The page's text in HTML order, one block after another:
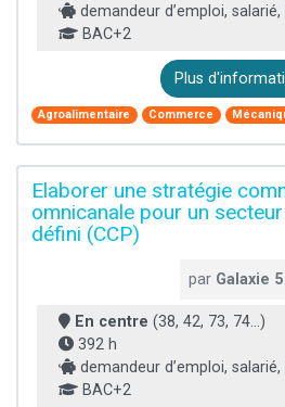
demandeur d’emploi, salarié,
BAC+2
Plus
Agroalimentaire Commerce
Elaborer une stratégie
omnicanale pour un
défini (CCP)
par Galaxie
En centre (38, 42, 73, 74...)
392 h
demandeur d’emploi, salarié,
BAC+2